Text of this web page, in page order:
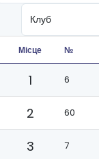
Місце №
1 6
2
60
3
7